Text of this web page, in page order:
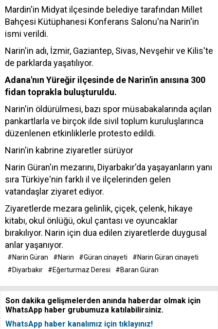
Mardin'in Midyat ilçesinde belediye tarafından Millet
Bahçesi Kütüphanesi Konferans Salonu'na Narin'in
ismi verildi.
Narin'in adı, İzmir, Gaziantep, Sivas, Nevşehir ve Kilis'te
de parklarda yaşatılıyor.
Adana'nın Yüreğir ilçesinde de Narin'in anısına 300
fidan toprakla buluşturuldu.
Narin'in öldürülmesi, bazı spor müsabakalarında açılan
pankartlarla ve birçok ilde sivil toplum kuruluşlarınca
düzenlenen etkinliklerle protesto edildi.
Narin'in kabrine ziyaretler sürüyor
Narin Güran'ın mezarını, Diyarbakır'da yaşayanların yanı
sıra Türkiye'nin farklı il ve ilçelerinden gelen
vatandaşlar ziyaret ediyor.
Ziyaretlerde mezara gelinlik, çiçek, çelenk, hikaye
kitabı, okul önlüğü, okul çantası ve oyuncaklar
bırakılıyor. Narin için dua edilen ziyaretlerde duygusal
anlar yaşanıyor.
#Narin Güran #Narin #Güran cinayeti
#Narin Güran cinayeti
#Diyarbakır
#Eğerturmaz Deresi #Baran Güran
Son dakika gelişmelerden anında haberdar olmak için
WhatsApp haber grubumuza katılabilirsiniz.
WhatsApp haber kanalımız için tıklayınız!